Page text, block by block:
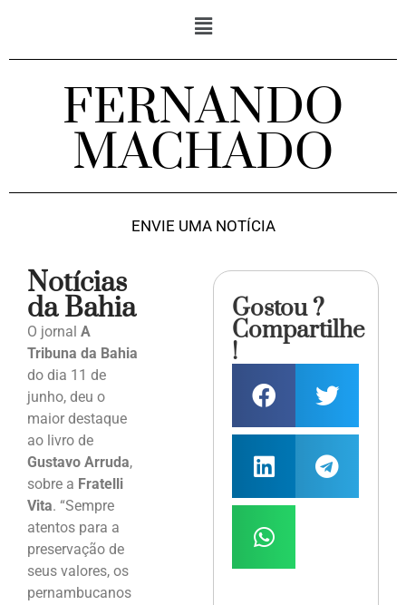
FERNANDO
MACHADO
ENVIE UMA NOTÍCIA
Notícias
da Bahia
O jornal A
Tribuna da Bahia
do dia 11 de
junho, deu o
maior destaque
ao livro de
Gustavo Arruda,
sobre a Fratelli
Vita. “Sempre
atentos para a
preservação de
seus valores, os
pernambucanos
Gostou ?
Compartilhe
!